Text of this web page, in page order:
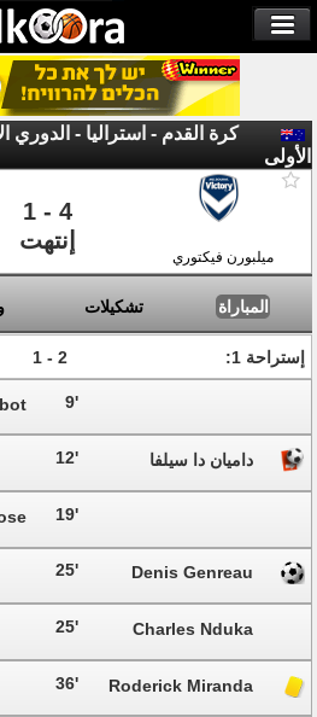
كرة القدم - استراليا - الدوري
الأولى
1 - 4
إنتهت
ميلبورن فيكتوري
تشكيلات المباراة
إستراحة 1: 2 - 1
9'
داميان دا سيلفا 12'
19'
Denis Genreau
25'
Charles Nduka
25'
Roderick Miranda
36'